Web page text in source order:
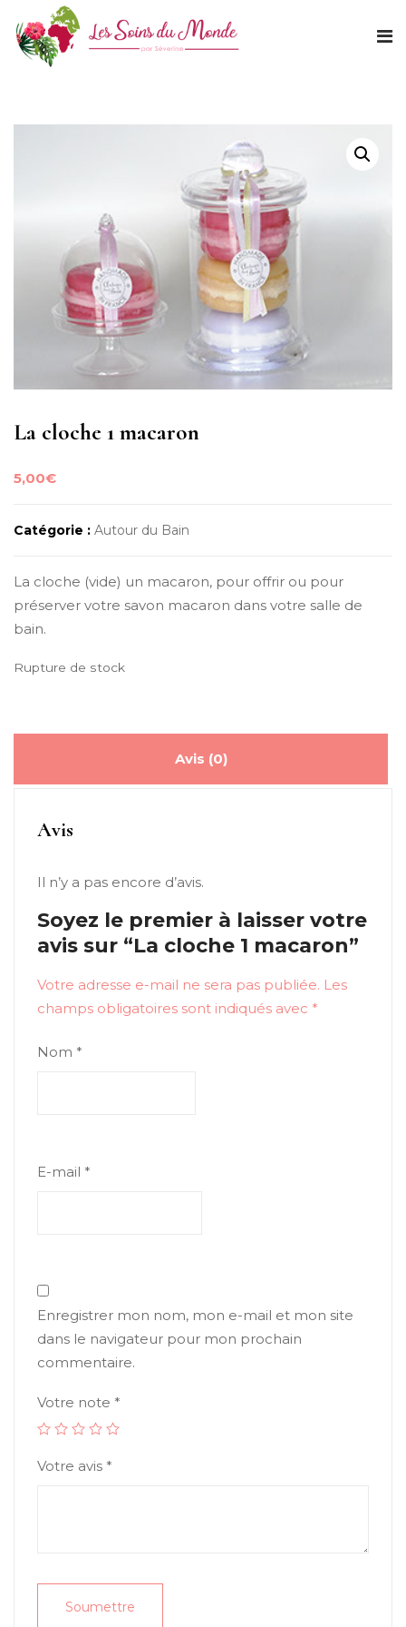
La cloche 1 macaron
5,00€
Catégorie : Autour du Bain
La cloche (vide) un macaron, pour offrir ou pour
préserver votre savon macaron dans votre salle de
bain.
Rupture de stock
Avis (0)
Avis
Il n’y a pas encore d’avis.
Soyez le premier à laisser votre
avis sur “La cloche 1 macaron”
Votre adresse e-mail ne sera pas publiée. Les
champs obligatoires sont indiqués avec *
Nom *
E-mail *
Enregistrer mon nom, mon e-mail et mon site
dans le navigateur pour mon prochain
commentaire.
Votre note *
Votre avis *